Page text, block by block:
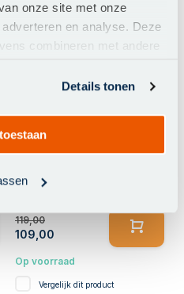
onze site met onze
en analyse. Deze
combineren met andere
van hun services.
Details tonen
-8%
Platinum Riva stokparasol
119,00
109,00
Op voorraad
Vergelijk dit product